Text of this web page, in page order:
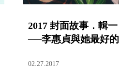
2017 封面故事．輯
──李惠貞與她最好
02.27.2017